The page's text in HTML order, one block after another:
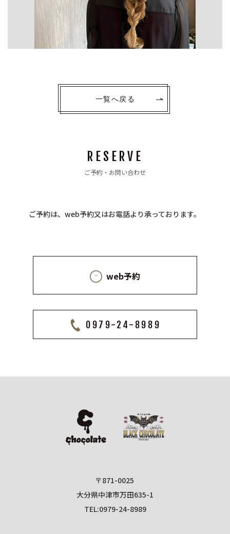
一覧へ戻る
RESERVE
ご予約・お問い合わせ
ご予約は、web予約又はお電話より承っております。
web予約
0979-24-8989
〒871-0025
大分県中津市万田635-1
TEL:0979-24-8989